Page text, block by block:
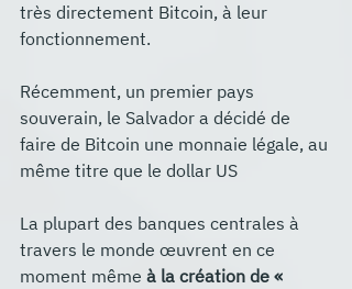
très directement Bitcoin, à leur
fonctionnement.
Récemment, un premier pays
souverain, le Salvador a décidé de
faire de Bitcoin une monnaie légale, au
même titre que le dollar US
La plupart des banques centrales à
travers le monde œuvrent en ce
moment même à la création de «